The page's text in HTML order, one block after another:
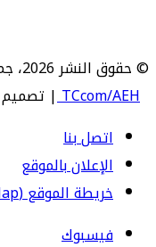
©
TCcom/AEH | تصميم
اتصل بنا
الإعلان بالموقع
خريطة الموقع (SiteMap)
فيسبوك